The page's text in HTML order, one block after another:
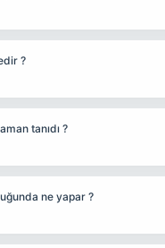
?
tanıdı ?
ne yapar ?